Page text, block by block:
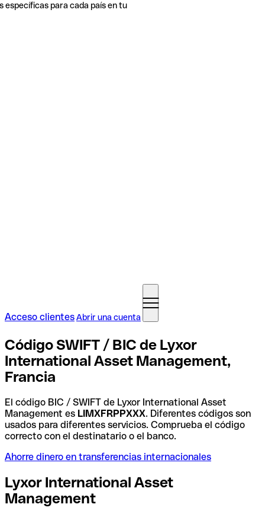
específicas para cada país en tu
Acceso clientesAbrir una cuenta
Código SWIFT / BIC de Lyxor
International Asset Management,
Francia
El código BIC / SWIFT de Lyxor International Asset
Management es LIMXFRPPXXX. Diferentes códigos son
usados para diferentes servicios. Comprueba el código
correcto con el destinatario o el banco.
Ahorre dinero en transferencias internacionales
Lyxor International Asset
Management